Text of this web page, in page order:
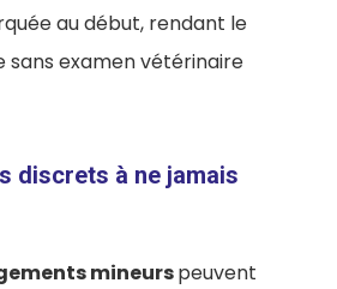
au début, rendant le
sans examen vétérinaire
discrets à ne jamais
mineurspeuvent